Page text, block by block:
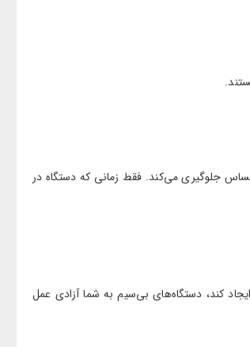
جلوگیری می‌کند. فقط زمانی که دستگاه در
کند، دستگاه‌های بی‌سیم به شما آزادی عمل